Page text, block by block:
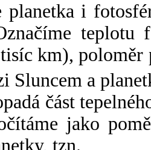
planetka i
km),
Sluncem a
část
jako
tzn.